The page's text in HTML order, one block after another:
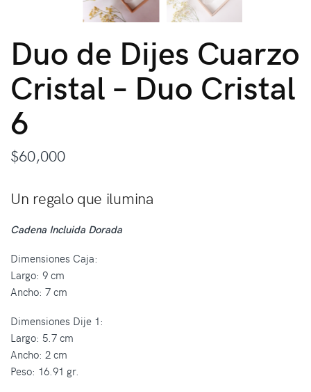
Duo de Dijes Cuarzo
Cristal – Duo Cristal
6
$60,000
Un regalo que ilumina
Cadena Incluida Dorada
Dimensiones Caja:
Largo: 9 cm
Ancho: 7 cm
Dimensiones Dije 1:
Largo: 5.7 cm
Ancho: 2 cm
Peso: 16.91 gr.